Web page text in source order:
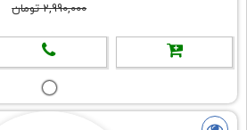
2,990,000 تومان